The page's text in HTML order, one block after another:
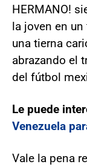
HERMANO!
la joven en
una tierna
abrazando el
del fútbol
Le puede
Venezuela
Vale la pena